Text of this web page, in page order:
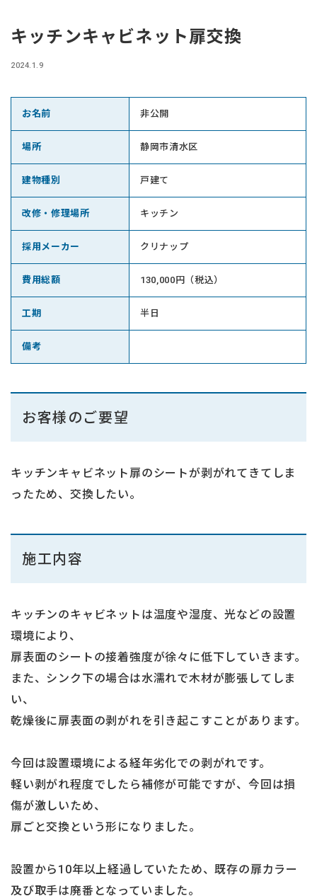
キッチンキャビネット扉交換
2024.1.9
お名前 非公開
場所 静岡市清水区
建物種別 戸建て
改修・修理場所 キッチン
採用メーカー クリナップ
費用総額 130,000円（税込）
工期 半日
備考
お客様のご要望
キッチンキャビネット扉のシートが剥がれてきてしま
ったため、交換したい。
施工内容
キッチンのキャビネットは温度や湿度、光などの設置
環境により、
扉表面のシートの接着強度が徐々に低下していきます。
また、シンク下の場合は水濡れで木材が膨張してしま
い、
乾燥後に扉表面の剥がれを引き起こすことがあります。
今回は設置環境による経年劣化での剥がれです。
軽い剥がれ程度でしたら補修が可能ですが、今回は損
傷が激しいため、
扉ごと交換という形になりました。
設置から10年以上経過していたため、既存の扉カラー
及び取手は廃番となっていました。